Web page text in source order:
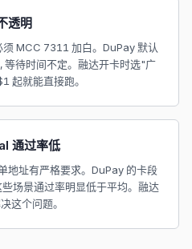
透明
MCC 7311 加白。DuPay 默认
等待时间不定。融达开卡时选"广
起就能直接跑。
通过率低
地址有严格要求。DuPay 的卡段
场景通过率明显低于平均。融达
这个问题。